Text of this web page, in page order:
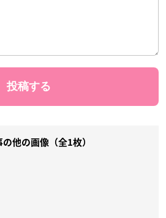
の他の画像（全1枚）